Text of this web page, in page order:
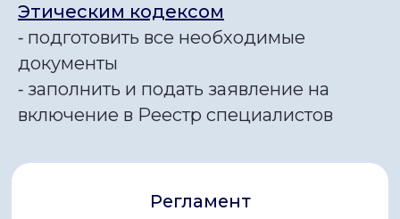
Этическим кодексом
⁃ подготовить все необходимые
документы
⁃ заполнить и подать заявление на
включение в Реестр специалистов
Регламент
Подробнее
Подробнее